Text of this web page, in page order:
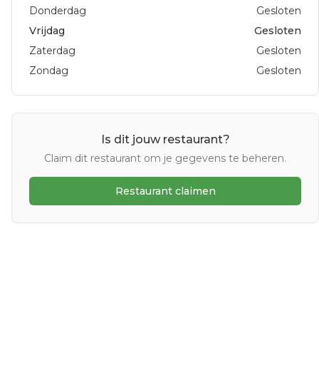
Donderdag
Gesloten
Vrijdag
Gesloten
Zaterdag
Gesloten
Zondag
Gesloten
Is dit jouw restaurant?
Claim dit restaurant om je gegevens te beheren.
Restaurant claimen